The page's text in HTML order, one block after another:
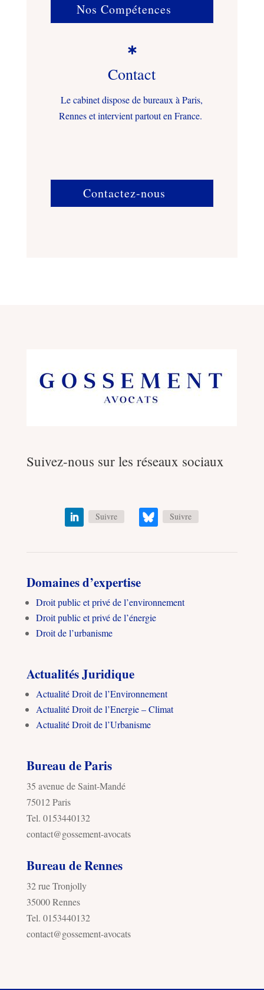
Nos Compétences

Contact
Le cabinet dispose de bureaux à Paris,
Rennes et intervient partout en France.
Contactez-nous
Suivez-nous sur les réseaux sociaux
Suivre Suivre
Domaines d’expertise
Droit public et privé de l’environnement
Droit public et privé de l’énergie
Droit de l’urbanisme
Actualités Juridique
Actualité Droit de l’Environnement
Actualité Droit de l’Energie – Climat
Actualité Droit de l’Urbanisme
Bureau de Paris
35 avenue de Saint-Mandé
75012 Paris
Tel. 0153440132
contact@gossement-avocats
Bureau de Rennes
32 rue Tronjolly
35000 Rennes
Tel. 0153440132
contact@gossement-avocats